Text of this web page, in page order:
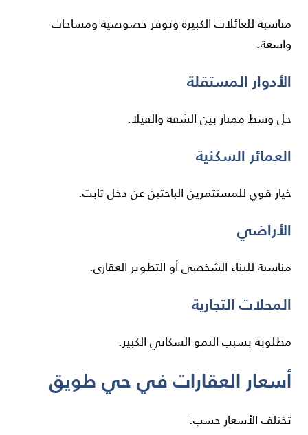
مناسبة للعائلات الكبيرة وتوفر خصوصية ومساحات
واسعة.
الأدوار المستقلة
حل وسط ممتاز بين الشقة والفيلا.
العمائر السكنية
خيار قوي للمستثمرين الباحثين عن دخل ثابت.
الأراضي
مناسبة للبناء الشخصي أو التطوير العقاري.
المحلات التجارية
مطلوبة بسبب النمو السكاني الكبير.
أسعار العقارات في حي طويق
تختلف الأسعار حسب: